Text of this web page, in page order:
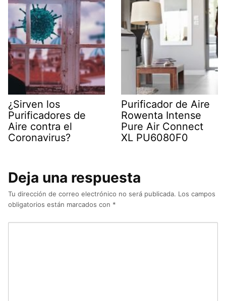
¿Sirven los
Purificadores de
Aire contra el
Coronavirus?
Purificador de Aire
Rowenta Intense
Pure Air Connect
XL PU6080F0
Deja una respuesta
Tu dirección de correo electrónico no será publicada. Los campos
obligatorios están marcados con *